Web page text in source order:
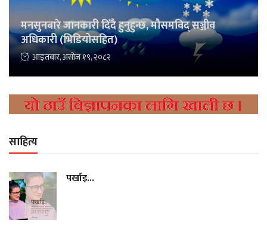
मनसुनबारे जानकारी दिँदै हुनुहुन्छ, मौसमविद् सञ्जीव
अधिकारी (भिडियोसहित)
आइतबार, असोज १९, २०८२
साहित्य
पर्खाइ...